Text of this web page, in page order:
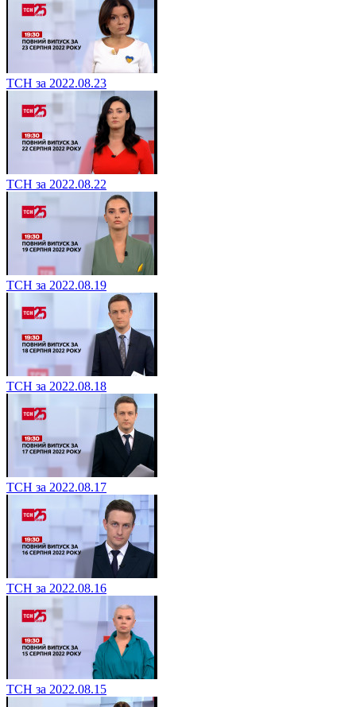
ТСН за 2022.08.23
ТСН за 2022.08.22
ТСН за 2022.08.19
ТСН за 2022.08.18
ТСН за 2022.08.17
ТСН за 2022.08.16
ТСН за 2022.08.15